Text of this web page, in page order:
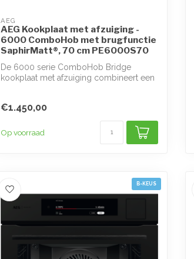
AEG
AEG Kookplaat met afzuiging -
6000 ComboHob met brugfunctie
SaphirMatt®, 70 cm PE6000S70
De 6000 serie ComboHob Bridge
kookplaat met afzuiging combineert een
€1.450,00
Op voorraad
B-KEUS